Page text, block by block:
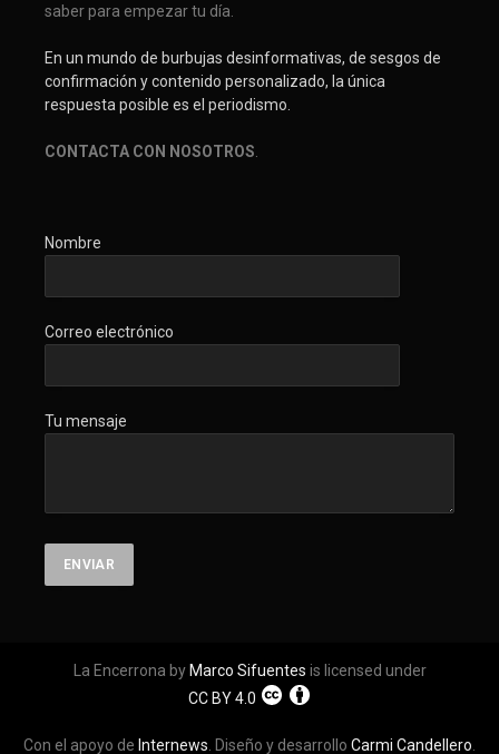
saber para empezar tu día.
En un mundo de burbujas desinformativas, de sesgos de
confirmación y contenido personalizado, la única
respuesta posible es el periodismo.
CONTACTA CON NOSOTROS
Nombre
Correo electrónico
Tu mensaje
La Encerrona by Marco Sifuentes is licensed under
CC BY 4.0
Con el apoyo de Internews . Diseño y desarrollo Carmi Candellero